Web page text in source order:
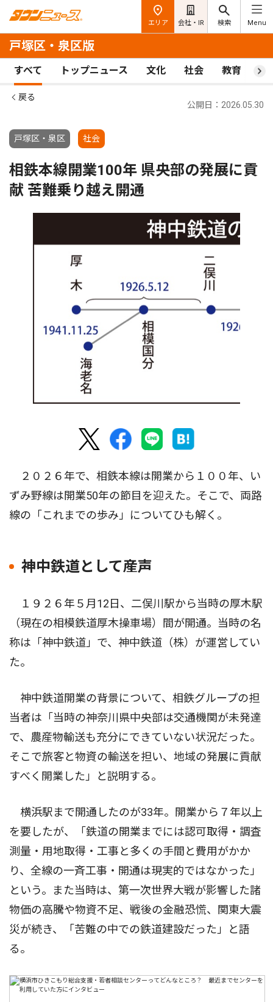
エリア 会社・IR 検索 Menu
戸塚区・泉区版
すべて トップニュース 文化 社会 教育 ス
戻る
戸塚区・泉区 社会
公開日：2026.05.30
相鉄本線開業100年 県央部の発展に貢
献 苦難乗り越え開通
２０２６年で、相鉄本線は開業から１００年、い
ずみ野線は開業50年の節目を迎えた。そこで、両路
線の「これまでの歩み」についてひも解く。
神中鉄道として産声
１９２６年５月12日、二俣川駅から当時の厚木駅
（現在の相模鉄道厚木操車場）間が開通。当時の名
称は「神中鉄道」で、神中鉄道（株）が運営してい
た。
神中鉄道開業の背景について、相鉄グループの担
当者は「当時の神奈川県中央部は交通機関が未発達
で、農産物輸送も充分にできていない状況だった。
そこで旅客と物資の輸送を担い、地域の発展に貢献
すべく開業した」と説明する。
横浜駅まで開通したのが33年。開業から７年以上
を要したが、「鉄道の開業までには認可取得・調査
測量・用地取得・工事と多くの手間と費用がかか
り、全線の一斉工事・開通は現実的ではなかった」
という。また当時は、第一次世界大戦が影響した諸
物価の高騰や物資不足、戦後の金融恐慌、関東大震
災が続き、「苦難の中での鉄道建設だった」と語
る。